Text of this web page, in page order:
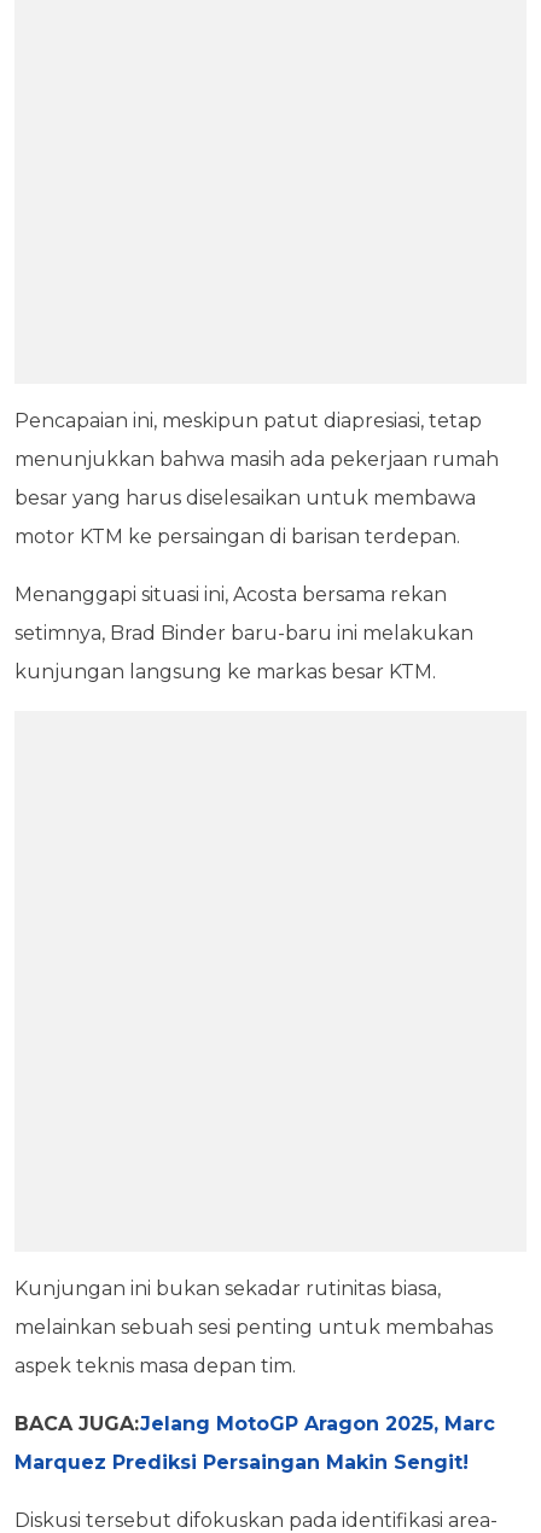
Pencapaian ini, meskipun patut diapresiasi, tetap
menunjukkan bahwa masih ada pekerjaan rumah
besar yang harus diselesaikan untuk membawa
motor KTM ke persaingan di barisan terdepan.
Menanggapi situasi ini, Acosta bersama rekan
setimnya, Brad Binder baru-baru ini melakukan
kunjungan langsung ke markas besar KTM.
Kunjungan ini bukan sekadar rutinitas biasa,
melainkan sebuah sesi penting untuk membahas
aspek teknis masa depan tim.
BACA JUGA:Jelang MotoGP Aragon 2025, Marc
Marquez Prediksi Persaingan Makin Sengit!
Diskusi tersebut difokuskan pada identifikasi area-